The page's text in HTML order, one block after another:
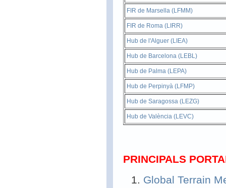
FIR de Marsella (LFMM)
FIR de Roma (LIRR)
Hub de l'Alguer (LIEA)
Hub de Barcelona (LEBL)
Hub de Palma (LEPA)
Hub de Perpinyà (LFMP)
Hub de Saragossa (LEZG)
Hub de València (LEVC)
PRINCIPALS
Global Terrain